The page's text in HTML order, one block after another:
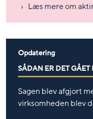
Læs mere om
Opdatering
SÅDAN ER DET GÅET
Sagen blev afgjort
virksomheden blev